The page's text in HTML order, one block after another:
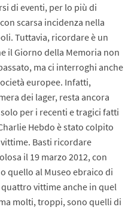
di eventi, per lo più di
scarsa incidenza nella
Tuttavia, ricordare è un
il Giorno della Memoria non
ma ci interroghi anche
europee. Infatti,
dei lager, resta ancora
per i recenti e tragici fatti
Hebdo è stato colpito
Basti ricordare
il 19 marzo 2012, con
quello al Museo ebraico di
quattro vittime anche in quel
molti, troppi, sono quelli di